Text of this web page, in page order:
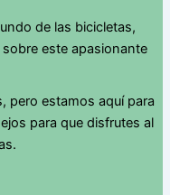
de las bicicletas,
este apasionante
pero estamos aquí para
para que disfrutes al